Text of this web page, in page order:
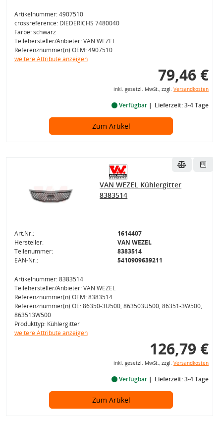
Artikelnummer: 4907510
crossreference: DIEDERICHS 7480040
Farbe: schwarz
Teilehersteller/Anbieter: VAN WEZEL
Referenznummer(n) OEM: 4907510
weitere Attribute anzeigen
79,46 €
inkl. gesetzl. MwSt., zzgl. Versandkosten
Verfügbar Lieferzeit: 3-4 Tage
Zum Artikel
VAN WEZEL Kühlergitter
8383514
Art.Nr.:
1614407
Hersteller:
VAN WEZEL
Teilenummer:
8383514
EAN-Nr.:
5410909639211
Artikelnummer: 8383514
Teilehersteller/Anbieter: VAN WEZEL
Referenznummer(n) OEM: 8383514
Referenznummer(n) OE: 86350-3U500, 863503U500, 86351-3W500,
863513W500
Produkttyp: Kühlergitter
weitere Attribute anzeigen
126,79 €
inkl. gesetzl. MwSt., zzgl. Versandkosten
Verfügbar Lieferzeit: 3-4 Tage
Zum Artikel